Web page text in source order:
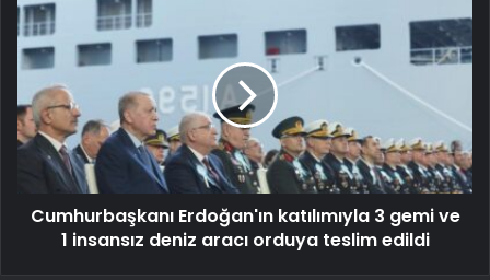
Cumhurbaşkanı Erdoğan'ın katılımıyla 3 gemi ve
1 insansız deniz aracı orduya teslim edildi